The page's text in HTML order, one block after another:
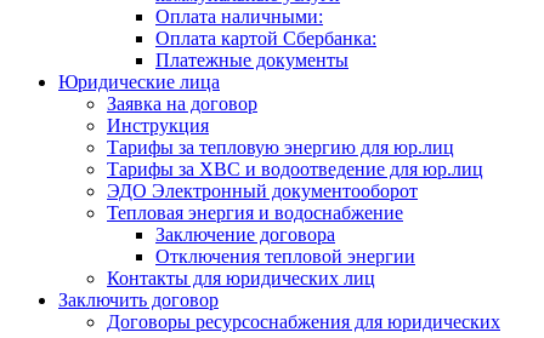
Оплата наличными:
Оплата картой Сбербанка:
Платежные документы
Юридические лица
Заявка на договор
Инструкция
Тарифы за тепловую энергию для юр.лиц
Тарифы за ХВС и водоотведение для юр.лиц
ЭДО Электронный документооборот
Тепловая энергия и водоснабжение
Заключение договора
Отключения тепловой энергии
Контакты для юридических лиц
Заключить договор
Договоры ресурсоснабжения для юридических